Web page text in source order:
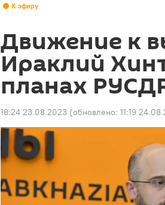
К эфиру
Движение к
Ираклий
планах
18:24 23.08.2023 (обновлено: 11:19